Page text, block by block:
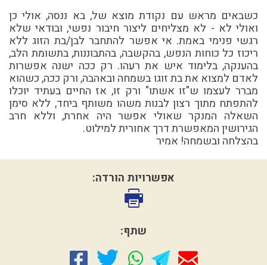
כשבאים מראש עם נקודת מוצא של, בא ננסה, אולי כן
ואולי לא - לא מצליחים ליצור חיבור נפשי, ובודאי שלא
רגשי פנימי באמת. אי אפשר להתחבר לבן/בת הזוג ללא
ריכוז כל כוחות הנפש, בהקשבה, בהתבוננות, בתשומת הלב,
בהענקה, בלימוד איש את רעהו. רק ככה ישנה אפשרות
לאדם למצוא את בת זוגו בשמחה ובאהבה, ורק ככה, כשהוא
מברר לעצמו ש"זו אשתו" ורק זו, אז החיים בעתיד יוכלו
להתפתח מתוך רצון לבנות משהו משותף ביחד, ללא סימן
השאלה המנקר שאולי אפשר היה אחרת, וללא חרב
הגירושין המאפשרת דרך אחורית למילוט.
בהצלחה ובשמחה! אמיר
אפשרויות הורדה:
שתף: